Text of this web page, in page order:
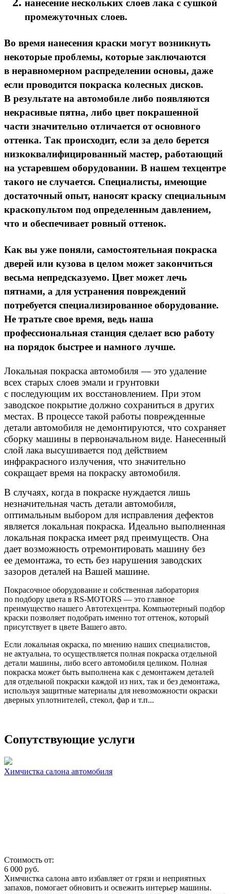
нанесение нескольких слоев лака с сушкой
промежуточных слоев.
Во время нанесения краски могут возникнуть
некоторые проблемы, которые заключаются
в неравномерном распределении основы, даже
если проводится покраска колесных дисков.
В результате на автомобиле либо появляются
некрасивые пятна, либо цвет покрашенной
части значительно отличается от основного
оттенка. Так происходит, если за дело берется
низкоквалифицированный мастер, работающий
на устаревшем оборудовании. В нашем техцентре
такого не случается. Специалисты, имеющие
достаточный опыт, наносят краску специальным
краскопультом под определенным давлением,
что и обеспечивает ровный оттенок.
Как вы уже поняли, самостоятельная покраска
дверей или кузова в целом может закончиться
весьма непредсказуемо. Цвет может лечь
пятнами, а для устранения повреждений
потребуется специализированное оборудование.
Не тратьте свое время, ведь наша
профессиональная станция сделает всю работу
на порядок быстрее и намного лучше.
Локальная покраска автомобиля — это удаление
всех старых слоев эмали и грунтовки
с последующим их восстановлением. При этом
заводское покрытие должно сохраниться в других
местах. В процессе такой работы поврежденные
детали автомобиля не демонтируются, что сохраняет
сборку машины в первоначальном виде. Нанесенный
слой лака высушивается под действием
инфракрасного излучения, что значительно
сокращает время на покраску автомобиля.
В случаях, когда в покраске нуждается лишь
незначительная часть детали автомобиля,
оптимальным выбором для исправления дефектов
является локальная покраска. Идеально выполненная
локальная покраска имеет ряд преимуществ. Она
дает возможность отремонтировать машину без
ее демонтажа, то есть без нарушения заводских
зазоров деталей на Вашей машине.
Покрасочное оборудование и собственная лаборатория
по подбору цвета в RS-MOTORS — это главное
преимущество нашего Автотехцентра. Компьютерный подбор
краски позволяет подобрать именно тот оттенок, который
присутствует в цвете Вашего авто.
Если локальная окраска, по мнению наших специалистов,
не актуальна, то осуществляется полная покраска отдельной
детали машины, либо всего автомобиля целиком. Полная
покраска может быть выполнена как с демонтажем деталей
для отдельной покраски каждой из них, так и без демонтажа,
используя защитные материалы для невозможности окраски
дверных уплотнителей, стекол, фар и т.п...
Сопутствующие услуги
Химчистка салона автомобиля
Стоимость от:
6 000 руб.
Химчистка салона авто избавляет от грязи и неприятных
запахов, помогает обновить и освежить интерьер машины.